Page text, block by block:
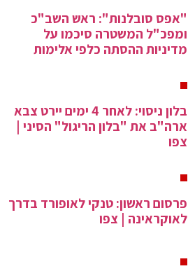
"אפס סובלנות": ראש השב"כ
ומפכ"ל המשטרה סיכמו על
מדיניות ההסתה כלפי אלימות
בלון ניסוי: לאחר 4 ימים יירט צבא
ארה"ב את "בלון הריגול" הסיני |
צפו
פרסום ראשון: טנקי לאופורד בדרך
לאוקראינה | צפו